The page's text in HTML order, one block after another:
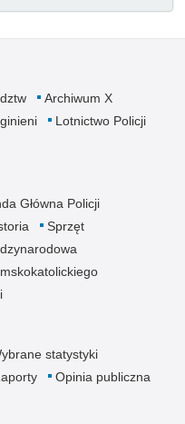
Archiwum X
Lotnictwo Policji
Główna Policji
Sprzęt
statystyki
Opinia publiczna